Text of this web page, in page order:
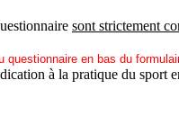
sont strictement
questionnaire en bas du
à la pratique du sport